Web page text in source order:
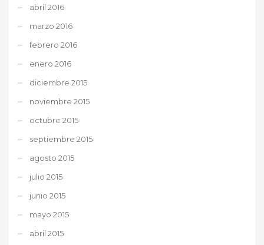
abril 2016
marzo 2016
febrero 2016
enero 2016
diciembre 2015
noviembre 2015
octubre 2015
septiembre 2015
agosto 2015
julio 2015
junio 2015
mayo 2015
abril 2015